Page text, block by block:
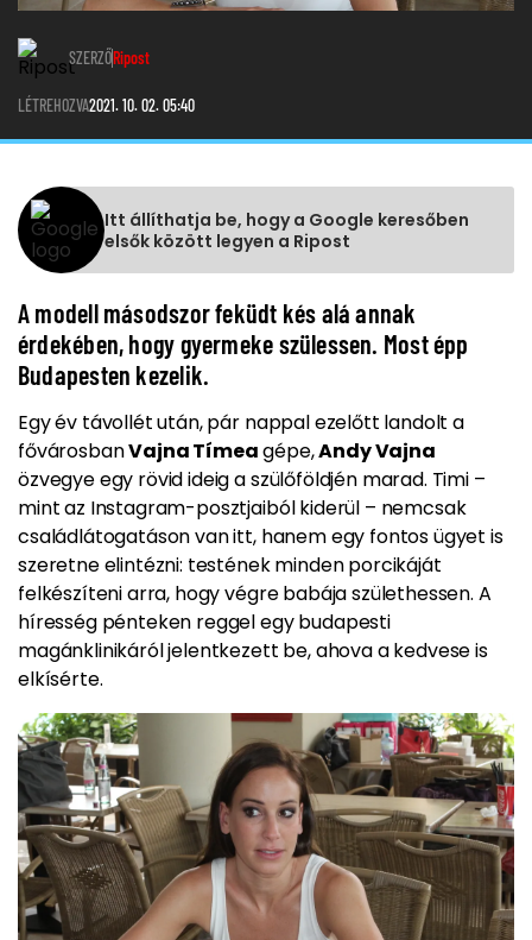
SZERZŐRipost
LÉTREHOZVA2021. 10. 02. 05:40
Itt állíthatja be, hogy a Google keresőben
elsők között legyen a Ripost
A modell másodszor feküdt kés alá annak
érdekében, hogy gyermeke szülessen. Most épp
Budapesten kezelik.
Egy év távollét után, pár nappal ezelőtt landolt a
fővárosbanVajna Tímeagépe,Andy Vajna
özvegye egy rövid ideig a szülőföldjén marad. Timi –
mint az Instagram-posztjaiból kiderül – nemcsak
családlátogatáson van itt, hanem egy fontos ügyet is
szeretne elintézni: testének minden porcikáját
felkészíteni arra, hogy végre babája születhessen. A
híresség pénteken reggel egy budapesti
magánklinikáról jelentkezett be, ahova a kedvese is
elkísérte.